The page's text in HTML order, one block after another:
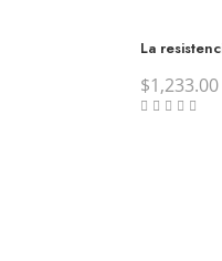
La
$1,233.00